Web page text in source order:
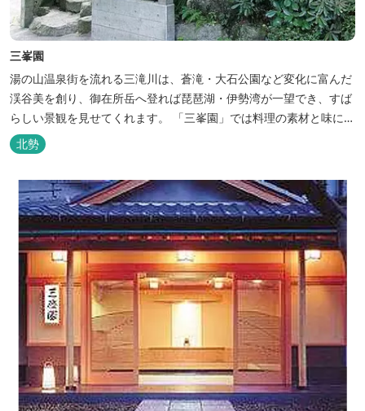
三峯園
湯の山温泉街を流れる三滝川は、蒼滝・大石公園など変化に富んだ
渓谷美を創り、御在所岳へ登れば琵琶湖・伊勢湾が一望でき、すば
らしい景観を見せてくれます。 「三峯園」では料理の素材と味にも
こだわり、お客様に四季の織り成す景観と、いい湯、いい味、めぐ
りあいをお届けいたします。
北勢